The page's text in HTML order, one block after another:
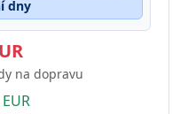
dny
na dopravu